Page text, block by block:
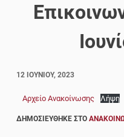
12 ΙΟΥΝΊΟΥ, 2023
Αρχείο Ανακοίνωσης Λήψη
ΔΗΜΟΣΙΕΎΘΗΚΕ ΣΤΟ